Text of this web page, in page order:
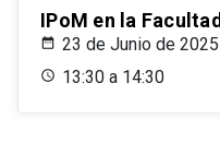
IPoM en la Facultad
23 de Junio de 2025
13:30 a 14:30